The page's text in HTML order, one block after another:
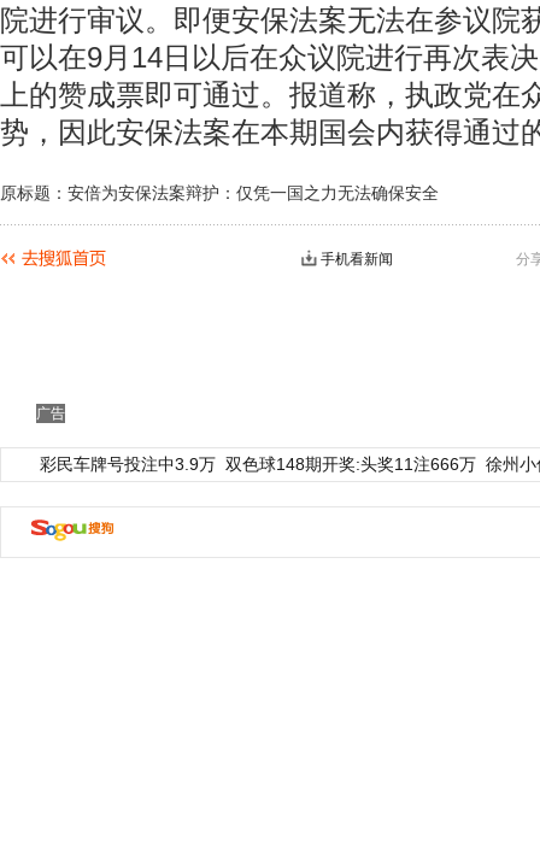
院进行审议。即便安保法案无法在参议院
可以在9月14日以后在众议院进行再次表
上的赞成票即可通过。报道称，执政党在
势，因此安保法案在本期国会内获得通过
原标题：安倍为安保法案辩护：仅凭一国之力无法确保安全
分
手机看新闻
广告
彩民车牌号投注中3.9万 双色球148期开奖:头奖11注666万 徐州